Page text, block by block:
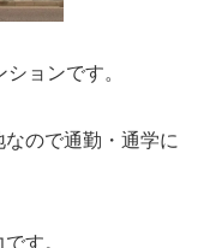
ョンです。
ので通勤・通学に
す。